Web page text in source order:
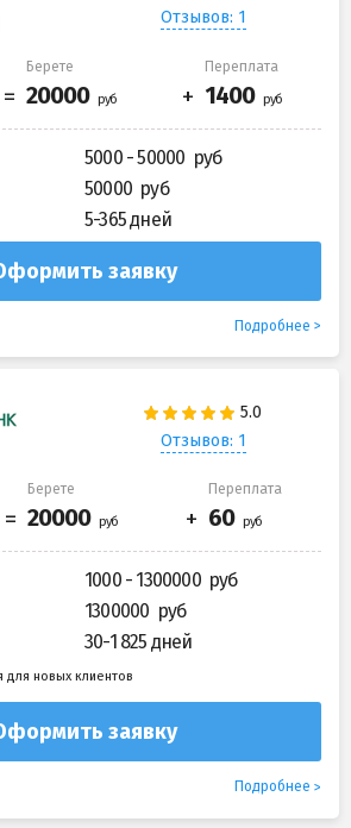
Отзывов: 1
Берете Переплата
5000 - 50000
50000
5-365 дней
заявку
Подробнее
Отзывов: 1
Берете Переплата
1000 - 1300000
1300000
30-1 825 дней
для новых клиентов
заявку
Подробнее